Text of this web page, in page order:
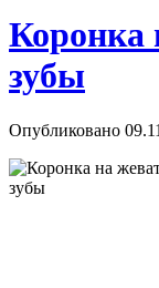
Коронка
зубы
Опубликовано